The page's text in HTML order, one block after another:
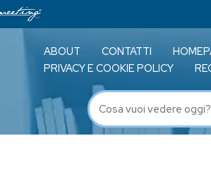
ABOUT CONTATTI
PRIVACY E COOKIE POLICY